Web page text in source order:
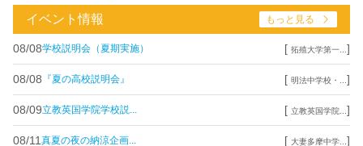
イベント情報 もっと見る
08/08学校説明会（夏期実施） [ 拓殖大学第一... ]
08/08 『夏の高校説明会』 [ 明法中学校・... ]
08/09立教英国学院学校説... [ 立教英国学院... ]
08/11 真夏の夜の納涼企画... [ 大妻多摩中学... ]